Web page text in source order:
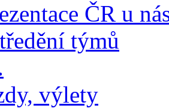
ČR u
týmů
výlety